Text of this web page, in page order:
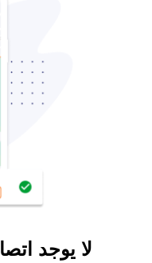
لا يوجد